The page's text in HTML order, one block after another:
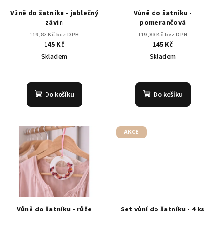
Vůně do šatníku - jablečný
závin
119,83 Kč bez DPH
145 Kč
Skladem
hodnocení
produktu
5
hvězdiček.
Do košíku
Vůně do šatníku -
pomerančová
119,83 Kč bez DPH
145 Kč
Skladem
Do košíku
Vůně do šatníku - růže
AKCE
Set vůní do šatníku - 4 ks